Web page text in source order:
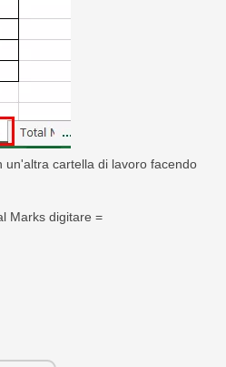
un'altra cartella di lavoro facendo
Marks digitare =